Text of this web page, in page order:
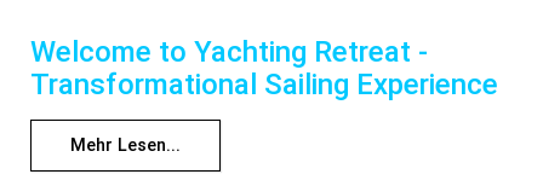
Welcome to Yachting Retreat -
Transformational Sailing Experience
Mehr Lesen...